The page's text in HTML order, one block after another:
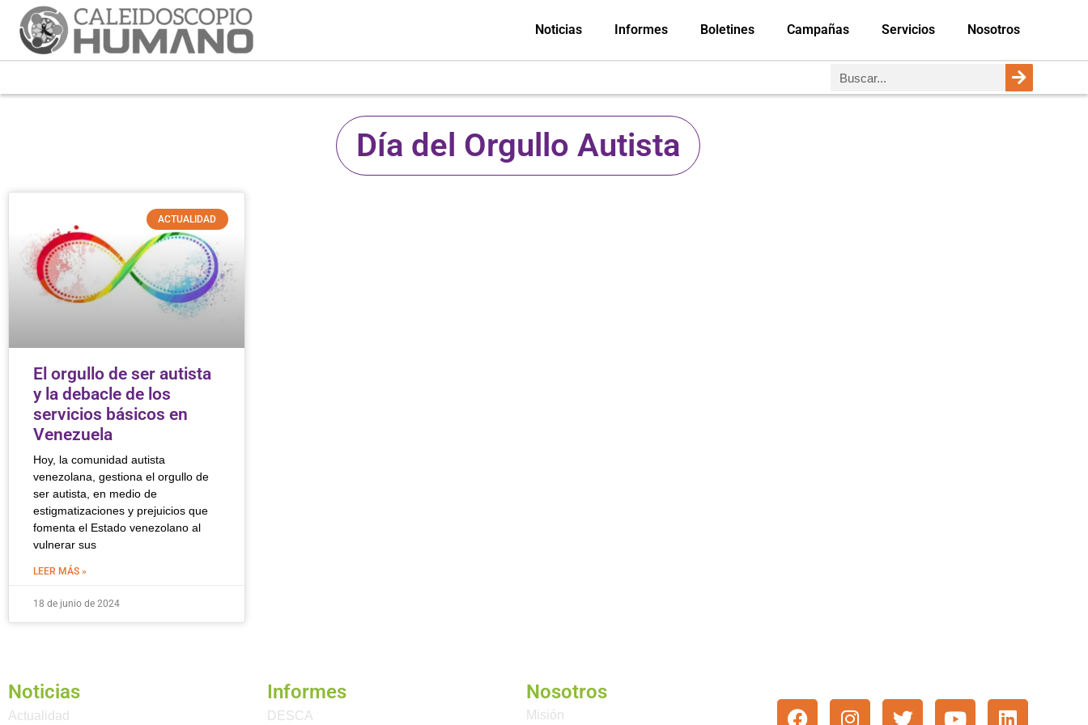
Noticias Informes Boletines Campañas Servicios Nosotros
Día del Orgullo Autista
ACTUALIDAD
El orgullo de ser autista
y la debacle de los
servicios básicos en
Venezuela
Hoy, la comunidad autista
venezolana, gestiona el orgullo de
ser autista, en medio de
estigmatizaciones y prejuicios que
fomenta el Estado venezolano al
vulnerar sus
LEER MÁS »
18 de junio de 2024
Noticias
Actualidad
Informes
DESCA
Nosotros
Misión